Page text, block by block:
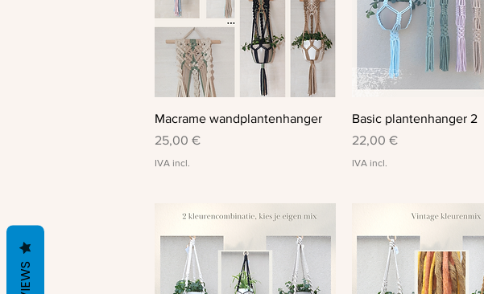
Visualização rápida
Macrame wandplantenhanger
Preço
25,00 €
IVA incl.
Visualização rápida
Basic plantenhanger 2
Preço
22,00 €
IVA incl.